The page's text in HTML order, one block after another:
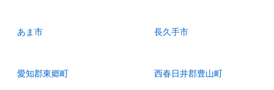
あま市 長久手市
愛知郡東郷町 西春日井郡豊山町